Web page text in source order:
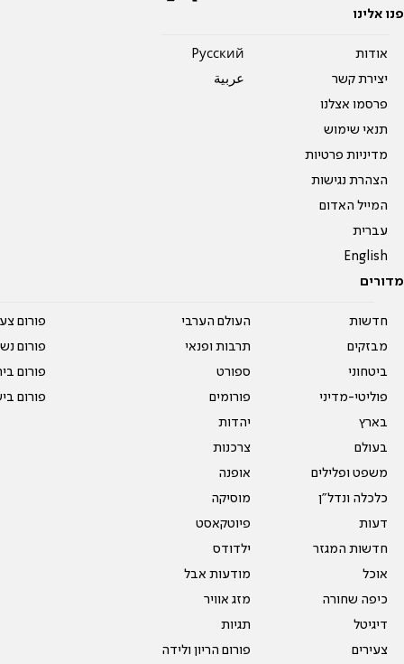
פנו אלינו
אודות
יצירת קשר
פרסמו אצלנו
תנאי שימוש
מדיניות פרטיות
הצהרת נגישות
המייל האדום
עברית
English
Pусский
عربية
מדורים
חדשות
מבזקים
ביטחוני
פוליטי-מדיני
בארץ
בעולם
משפט ופלילים
כלכלה ונדל"ן
דעות
חדשות המגזר
אוכל
כיפה שחורה
דיגיטל
צעירים
העולם הערבי
תרבות ופנאי
ספורט
פורומים
יהדות
צרכנות
אופנה
מוסיקה
פיוטקאסט
ילדודס
מודעות אבל
מזג אוויר
תגיות
פורום הריון ולידה
פורום
פורום
פורום
פורום